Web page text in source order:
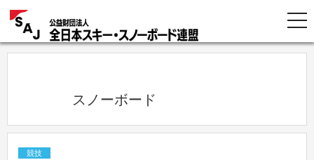
            スノーボード
競技